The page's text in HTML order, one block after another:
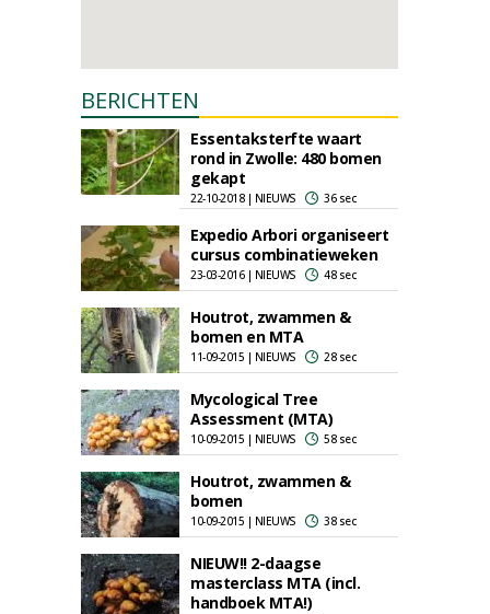
BERICHTEN
Essentaksterfte waart
rond in Zwolle: 480 bomen
gekapt
22-10-2018 | NIEUWS 36 sec
Expedio Arbori organiseert
cursus combinatieweken
23-03-2016 | NIEUWS 48 sec
Houtrot, zwammen &
bomen en MTA
11-09-2015 | NIEUWS 28 sec
Mycological Tree
Assessment (MTA)
10-09-2015 | NIEUWS 58 sec
Houtrot, zwammen &
bomen
10-09-2015 | NIEUWS 38 sec
NIEUW!! 2-daagse
masterclass MTA (incl.
handboek MTA!)